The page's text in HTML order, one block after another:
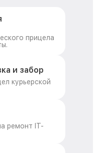
прицела
и забор
курьерской
ремонт IT-